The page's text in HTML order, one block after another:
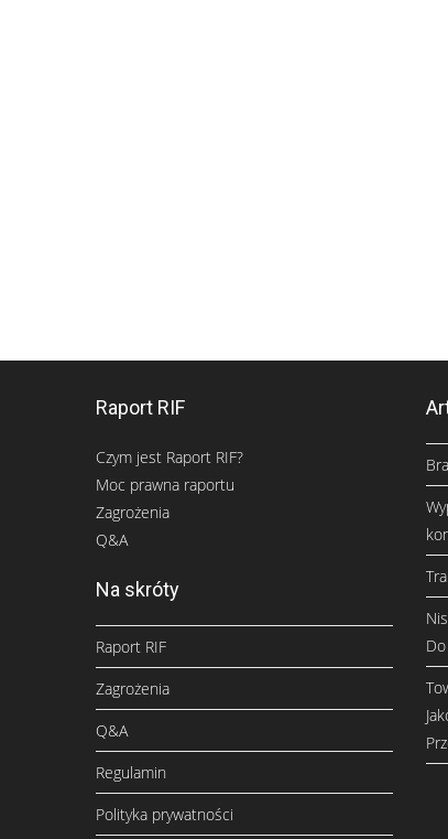
Raport RIF
Czym jest Raport RIF?
Moc prawna raportu
Zagrożenia
Q&A
Na skróty
Raport RIF
Zagrożenia
Q&A
Regulamin
Polityka prywatności